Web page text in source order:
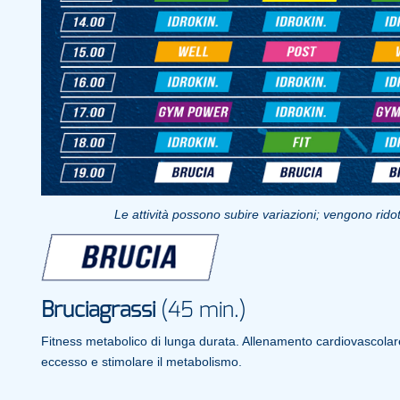
Le attività possono subire variazioni; vengono
Bruciagrassi(45 min.)
Fitness metabolico di lunga durata. Allenamento
eccesso e stimolare il metabolismo.